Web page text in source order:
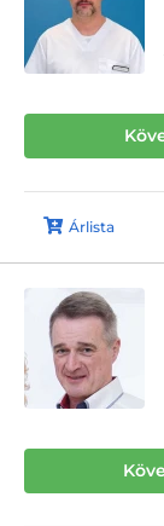
Árlista